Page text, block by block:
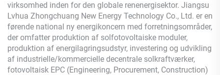
virksomhed inden for den globale renenergisektor. Jiangsu
Lvhua Zhongchuang New Energy Technology Co., Ltd. er en
førende national ny energikoncern med forretningsområder,
der omfatter produktion af solfotovoltaiske moduler,
produktion af energilagringsudstyr, investering og udvikling
af industrielle/kommercielle decentrale solkraftværker,
fotovoltaisk EPC (Engineering, Procurement, Construction)